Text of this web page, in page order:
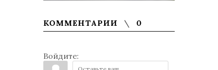
КОММЕНТАРИИ 0
Войдите: